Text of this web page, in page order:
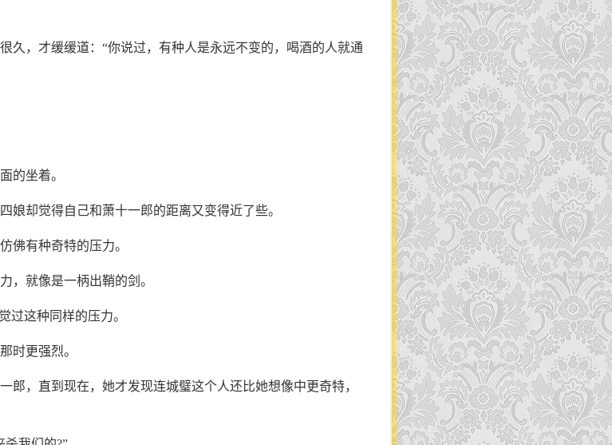
久，才缓缓道：“你说过，有种人是永远不变的，喝酒的人就通
的坐着。
娘却觉得自己和萧十一郎的距离又变得近了些。
佛有种奇特的压力。
，就像是一柄出鞘的剑。
过这种同样的压力。
时更强烈。
郎，直到现在，她才发现连城璧这个人还比她想像中更奇特，